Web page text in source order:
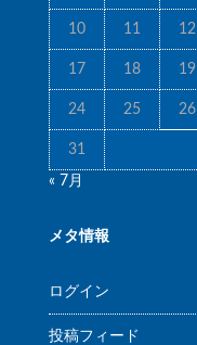
10 11 12
17 18 19
24 25 26
31
« 7月
メタ情報
ログイン
投稿フィード